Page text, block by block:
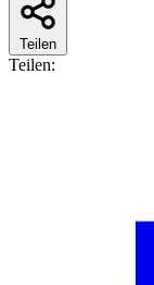
Teilen
Teilen: